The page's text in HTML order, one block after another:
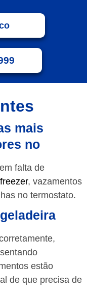
mais
no
falta de
freezer, vazamentos
no termostato.
estão
de que precisa de